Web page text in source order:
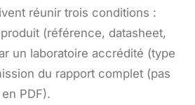
réunir trois conditions :
(référence, datasheet,
un laboratoire accrédité (type
du rapport complet (pas
PDF).